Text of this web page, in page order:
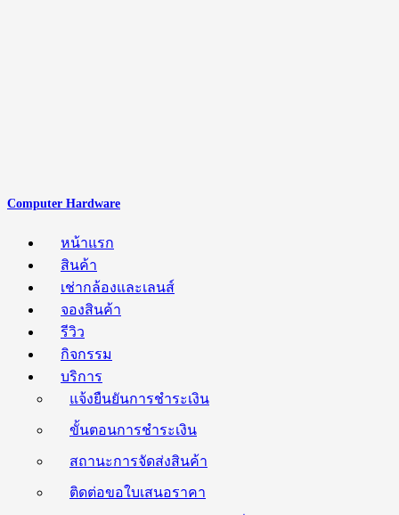
Computer Hardware
หน้าแรก
สินค้า
เช่ากล้องและเลนส์
จองสินค้า
รีวิว
กิจกรรม
บริการ
แจ้งยืนยันการชำระเงิน
ขั้นตอนการชำระเงิน
สถานะการจัดส่งสินค้า
ติดต่อขอใบเสนอราคา